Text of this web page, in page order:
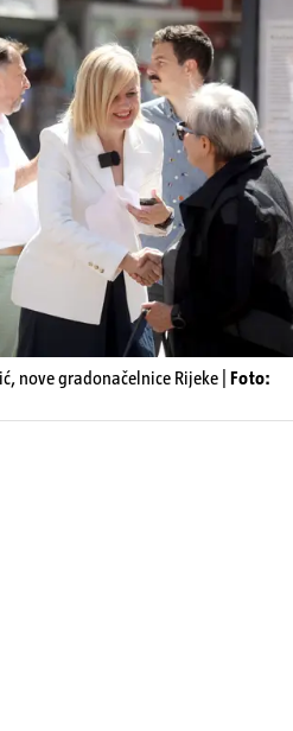
nove gradonačelnice Rijeke | Foto: